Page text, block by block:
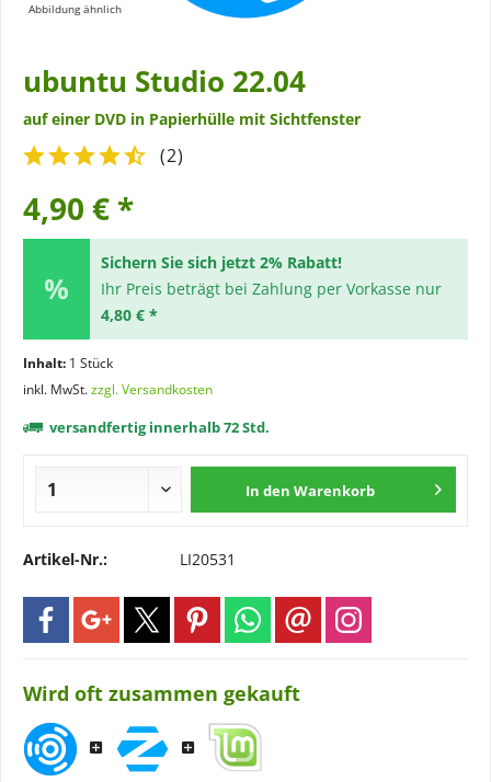
Abbildung ähnlich
ubuntu Studio 22.04
auf einer DVD in Papierhülle mit Sichtfenster
(2)
4,90 € *
Sichern Sie sich jetzt 2% Rabatt!
Ihr Preis beträgt bei Zahlung per Vorkasse nur
4,80 € *
Inhalt: 1 Stück
inkl. MwSt.zzgl. Versandkosten
versandfertig innerhalb 72 Std.
In den Warenkorb
Artikel-Nr.: LI20531
Wird oft zusammen gekauft